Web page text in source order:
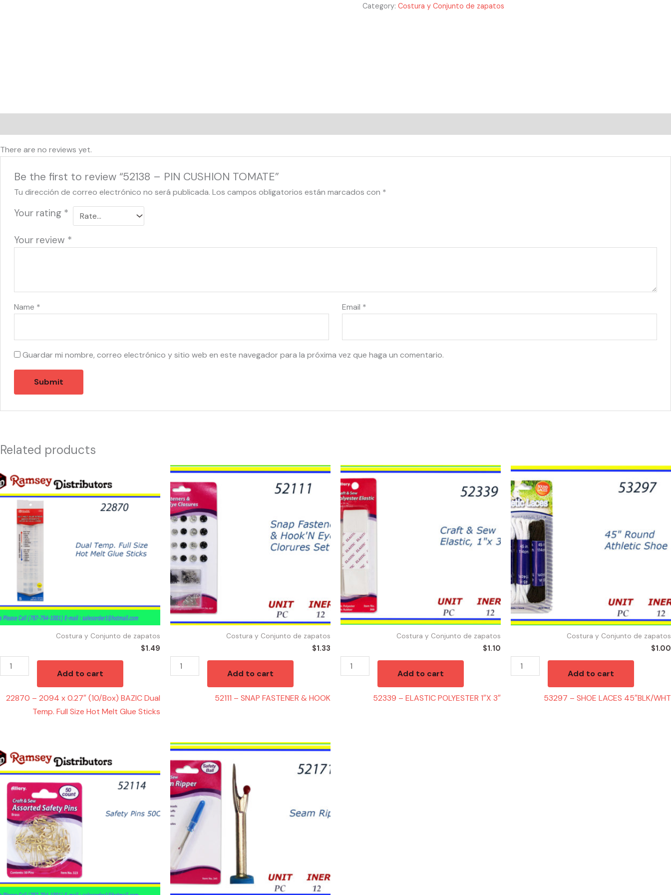
Category: Costura y Conjunto de zapatos
There are no reviews yet.
Be the first to review “52138 – PIN CUSHION TOMATE”
Tu dirección de correo electrónico no será publicada. Los campos obligatorios están marcados con *
Your rating *
Your review *
Name * Email *
Guardar mi nombre, correo electrónico y sitio web en este navegador para la próxima vez que haga un comentario.
Related products
Costura y Conjunto de zapatos
$1.49
22870
-
2094
0.27"
(10/Box)
BAZIC
Size
Hot
Sticks
quantity
Add to cart
22870 – 2094 x 0.27″ (10/Box) BAZIC Dual
Temp. Full Size Hot Melt Glue Sticks
Costura y Conjunto de zapatos
$1.33
52111
-
SNAP
FASTENER
&
HOOK
quantity
Add to cart
52111 – SNAP FASTENER & HOOK
Costura y Conjunto de zapatos
$1.10
52339
-
ELASTIC
POLYESTER
1"X
3"
quantity
Add to cart
52339 – ELASTIC POLYESTER 1″X 3″
Costura y Conjunto de zapatos
$1.00
53297
-
SHOE
LACES
45"BLK/WHT
quantity
Add to cart
53297 – SHOE LACES 45″BLK/WHT
52114
-
323
Safety
Pins
50
quantity
52171
-
341
SEAM
RIPPER
quantity